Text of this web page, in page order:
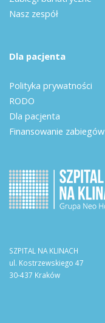
Nasz zespół
Dla pacjenta
Polityka prywatności
RODO
Dla pacjenta
Finansowanie zabiegów
SZPITAL NA KLINACH
ul. Kostrzewskiego 47
30-437 Kraków